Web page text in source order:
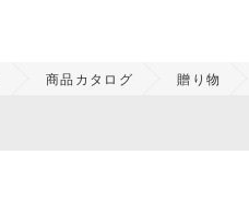
商品カタログ 贈り物